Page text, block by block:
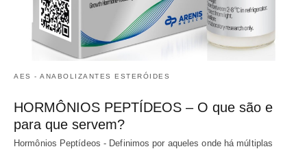
AES - ANABOLIZANTES ESTERÓIDES
HORMÔNIOS PEPTÍDEOS – O que são e
para que servem?
Hormônios Peptídeos - Definimos por aqueles onde há múltiplas